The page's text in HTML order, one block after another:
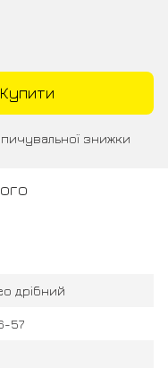
Купити
знижки
дрібний
57